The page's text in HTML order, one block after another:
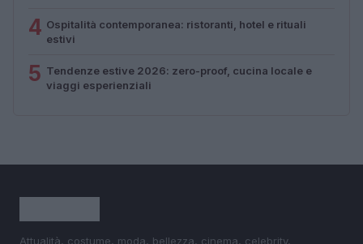
4 Ospitalità contemporanea: ristoranti, hotel e rituali
estivi
5 Tendenze estive 2026: zero-proof, cucina locale e
viaggi esperienziali
Attualità, costume, moda, bellezza, cinema, celebrity,